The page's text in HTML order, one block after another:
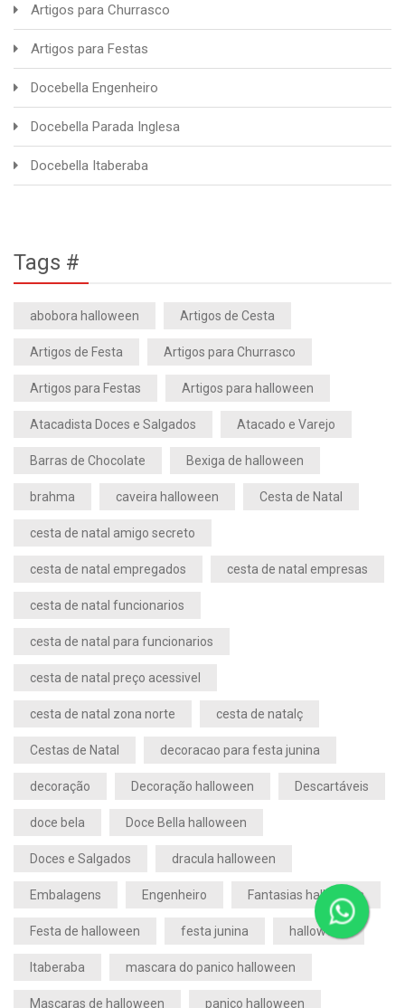
Artigos para Churrasco
Artigos para Festas
Docebella Engenheiro
Docebella Parada Inglesa
Docebella Itaberaba
Tags #
abobora halloween Artigos de Cesta
Artigos de Festa Artigos para Churrasco
Artigos para Festas Artigos para halloween
Atacadista Doces e Salgados Atacado e Varejo
Barras de Chocolate Bexiga de halloween
brahma caveira halloween Cesta de Natal
cesta de natal amigo secreto
cesta de natal empregados cesta de natal empresas
cesta de natal funcionarios
cesta de natal para funcionarios
cesta de natal preço acessivel
cesta de natal zona norte cesta de natalç
Cestas de Natal decoracao para festa junina
decoração Decoração halloween Descartáveis
doce bela Doce Bella halloween
Doces e Salgados dracula halloween
Embalagens Engenheiro Fantasias halloween
Festa de halloween festa junina halloween
Itaberaba mascara do panico halloween
Mascaras de halloween panico halloween